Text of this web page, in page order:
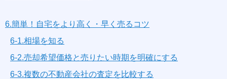
6.簡単！自宅をより高く・早く売るコツ
6-1.相場を知る
6-2.売却希望価格と売りたい時期を明確にする
6-3.複数の不動産会社の査定を比較する